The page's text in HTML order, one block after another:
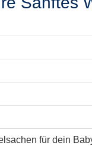
für dein